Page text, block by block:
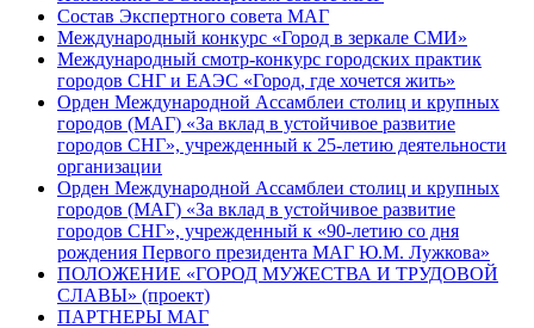
Состав Экспертного совета МАГ
Международный конкурс «Город в зеркале СМИ»
Международный смотр-конкурс городских практик
городов СНГ и ЕАЭС «Город, где хочется жить»
Орден Международной Ассамблеи столиц и крупных
городов (МАГ) «За вклад в устойчивое развитие
городов СНГ», учрежденный к 25-летию деятельности
организации
Орден Международной Ассамблеи столиц и крупных
городов (МАГ) «За вклад в устойчивое развитие
городов СНГ», учрежденный к «90-летию со дня
рождения Первого президента МАГ Ю.М. Лужкова»
ПОЛОЖЕНИЕ «ГОРОД МУЖЕСТВА И ТРУДОВОЙ
СЛАВЫ» (проект)
ПАРТНЕРЫ МАГ